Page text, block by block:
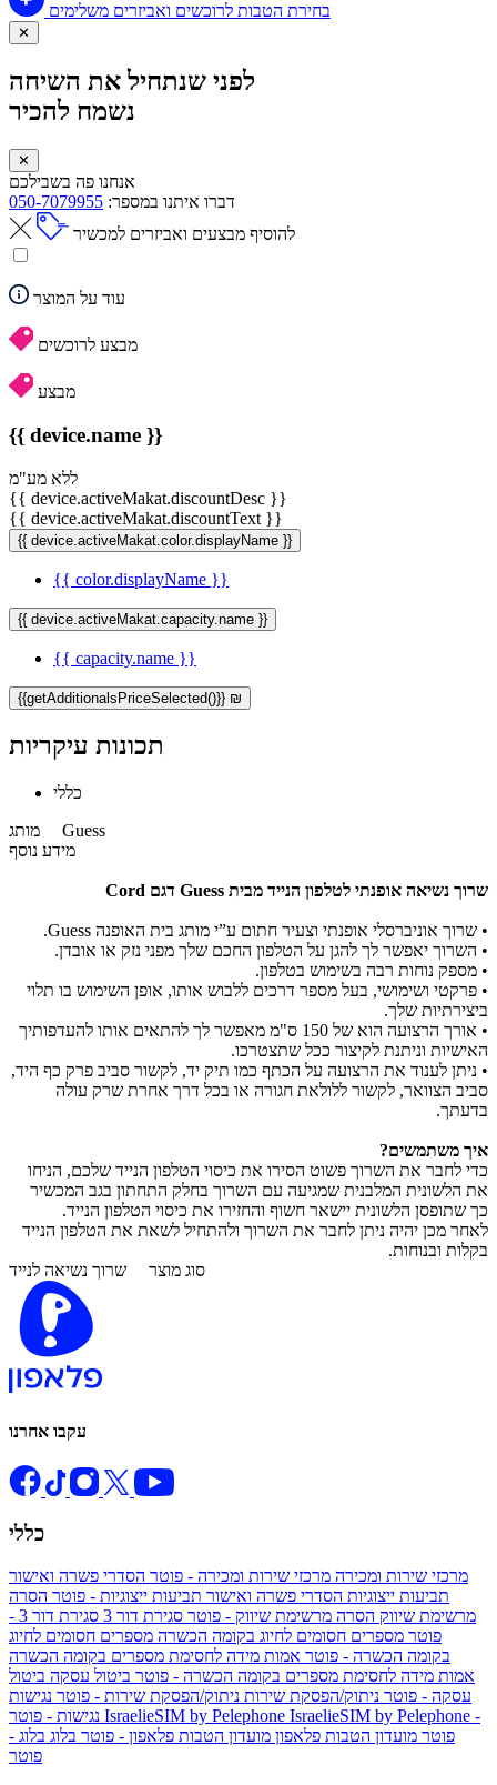
בחירת הטבות לרוכשים ואביזרים משלימים
✕
לפני שנתחיל את השיחה
נשמח להכיר
✕
אנחנו פה בשבילכם
דברו איתנו במספר: 050-7079955
להוסיף מבצעים ואביזרים למכשיר
עוד על המוצר
מבצע לרוכשים
מבצע
{{ device.name }}
ללא מע"מ
{{ device.activeMakat.discountDesc }}
{{ device.activeMakat.discountText }}
{{ device.activeMakat.color.displayName }}
{{ color.displayName }}
{{ device.activeMakat.capacity.name }}
{{ capacity.name }}
{{getAdditionalsPriceSelected()}} ₪
תכונות עיקריות
כללי
מותג Guess
מידע נוסף
שרוך נשיאה אופנתי לטלפון הנייד מבית Guess דגם Cord
• שרוך אוניברסלי אופנתי וצעיר חתום ע”י מותג בית האופנה Guess.
• השרוך יאפשר לך להגן על הטלפון החכם שלך מפני נזק או אובדן.
• מספק נוחות רבה בשימוש בטלפון.
• פרקטי ושימושי, בעל מספר דרכים ללבוש אותו, אופן השימוש בו תלוי
ביצירתיות שלך.
• אורך הרצועה הוא של 150 ס"מ מאפשר לך להתאים אותו להעדפותיך
האישיות וניתנת לקיצור ככל שתצטרכו.
• ניתן לענוד את הרצועה על הכתף כמו תיק יד, לקשור סביב פרק כף היד,
סביב הצוואר, לקשור ללולאת חגורה או בכל דרך אחרת שרק עולה
בדעתך.
איך משתמשים?
כדי לחבר את השרוך פשוט הסירו את כיסוי הטלפון הנייד שלכם, הניחו
את הלשונית המלבנית שמגיעה עם השרוך בחלק התחתון בגב המכשיר
כך שתופסן הלשונית יישאר חשוף והחזירו את כיסוי הטלפון הנייד.
לאחר מכן יהיה ניתן לחבר את השרוך ולהתחיל לשאת את הטלפון הנייד
בקלות ובנוחות.
סוג מוצר שרוך נשיאה לנייד
עקבו אחרנו
כללי
מרכזי שירות ומכירה מרכזי שירות ומכירה - פוטר הסדרי פשרה ואישור
תביעות ייצוגיות הסדרי פשרה ואישור תביעות ייצוגיות - פוטר הסרה
מרשימת שיווק הסרה מרשימת שיווק - פוטר סגירת דור 3
סגירת דור 3 -
פוטר מספרים חסומים לחיוג בקומה הכשרה מספרים חסומים לחיוג
בקומה הכשרה - פוטר אמות מידה לחסימת מספרים בקומה הכשרה
אמות מידה לחסימת מספרים בקומה הכשרה - פוטר ביטול עסקה ביטול
עסקה - פוטר ניתוק/הפסקת שירות ניתוק/הפסקת שירות - פוטר נגישות
IsraelieSIM by Pelephone IsraelieSIM by Pelephone -
פוטר מועדון הטבות פלאפון מועדון הטבות פלאפון - פוטר בלוג בלוג -
פוטר